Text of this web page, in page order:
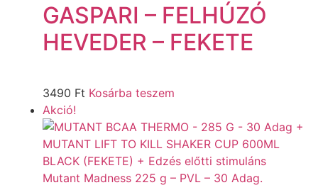
GASPARI – FELHÚZÓ
HEVEDER – FEKETE
3490 Ft Kosárba teszem
Akció!